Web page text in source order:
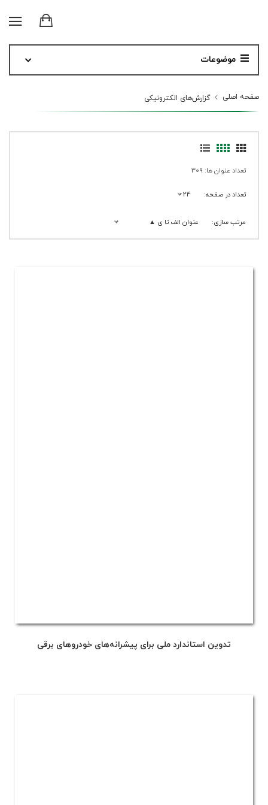
موضوعات
صفحه اصلی گزارش‌های الکترونیکی
تعداد عنوان ها: 309
تعداد در صفحه: 24
مرتب سازی: عنوان الف تا ی ▲
تدوین استاندارد ملی برای پیشرانه‌های خودروهای برقی